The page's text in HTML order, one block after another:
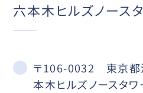
六本木ヒルズノース
〒106-0032 東京都
本木ヒルズノースタ